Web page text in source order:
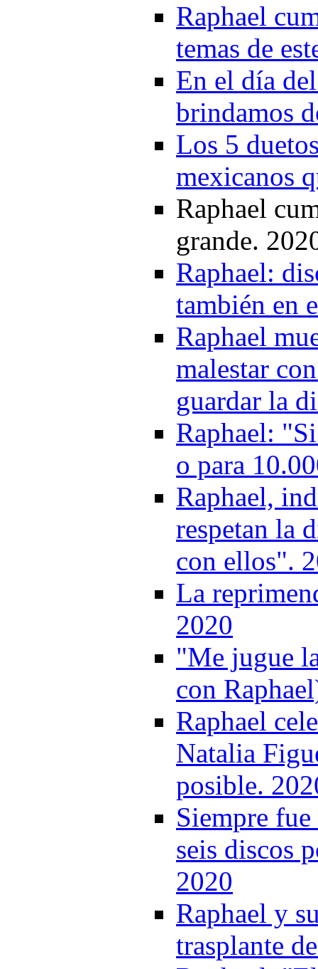
Raphael
temas de
En el día
brindamos
Los 5
mexicanos
Raphael
grande.
Raphael:
también en
Raphael
malestar
guardar la
Raphael:
o para
Raphael,
respetan la
con ellos".
La
2020
"Me jugue
con
Raphael
Natalia
posible.
Siempre
seis discos
2020
Raphael y
trasplante